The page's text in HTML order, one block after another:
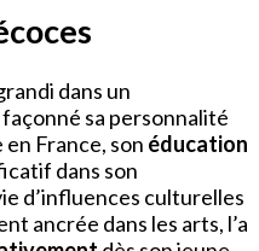
dans un
façonné sa personnalité
France, son éducation
dans son
d’influences culturelles
ancrée dans les arts, l’a